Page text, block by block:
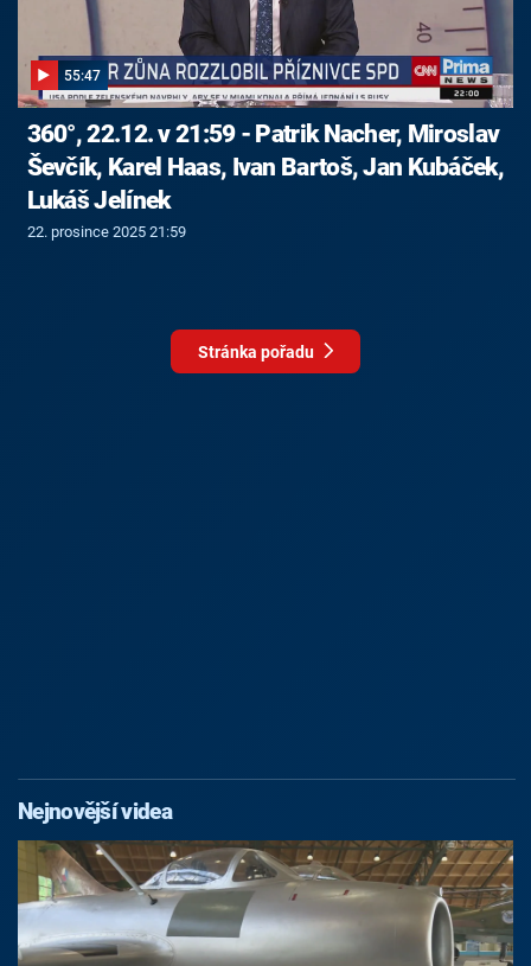
55:47
360°, 22.12. v 21:59 - Patrik Nacher, Miroslav
Ševčík, Karel Haas, Ivan Bartoš, Jan Kubáček,
Lukáš Jelínek
22. prosince 2025 21:59
Stránka pořadu
Nejnovější videa